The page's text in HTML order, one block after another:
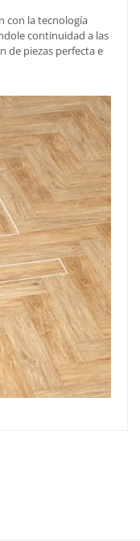
con la tecnología
continuidad a las
de piezas perfecta e